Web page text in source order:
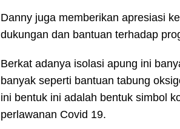
Danny juga memberikan apresiasi
dukungan dan bantuan terhadap
Berkat adanya isolasi apung ini
banyak seperti bantuan tabung
ini bentuk ini adalah bentuk simbol
perlawanan Covid 19.